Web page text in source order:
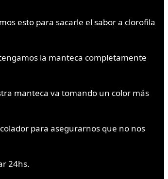
esto para sacarle el sabor a clorofila
la manteca completamente
manteca va tomando un color más
para asegurarnos que no nos
24hs.